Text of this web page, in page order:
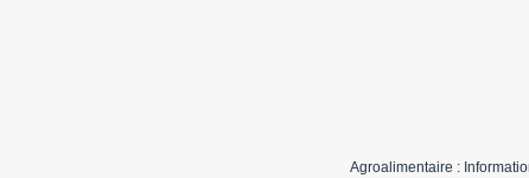
Agroalimentaire :